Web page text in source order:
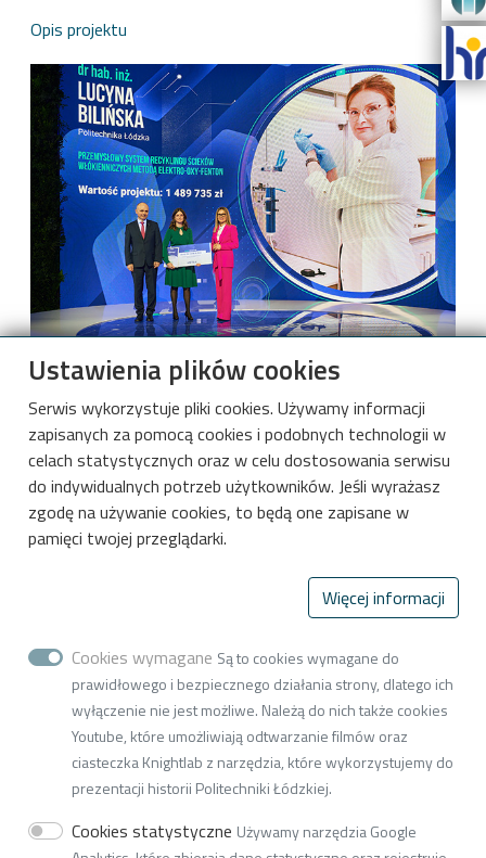
Opis projektu
Politechnika Łódzka
Instytut Chemii Ogólnej i Ekologicznej
(I-31)
90-543 Łódź, ul. Żeromskiego 114
tel. +48 42 631-31-17
Adres do doręczeń elektronicznych
Stopka-Menu
Deklaracja dostępności cyfrowej
Ustawienia plików cookies
Serwis wykorzystuje pliki cookies. Używamy informacji
zapisanych za pomocą cookies i podobnych technologii w
celach statystycznych oraz w celu dostosowania serwisu
do indywidualnych potrzeb użytkowników. Jeśli wyrażasz
zgodę na używanie cookies, to będą one zapisane w
pamięci twojej przeglądarki.
Więcej informacji
Cookies wymagane Są to cookies wymagane do
prawidłowego i bezpiecznego działania strony, dlatego ich
wyłączenie nie jest możliwe. Należą do nich także cookies
Youtube, które umożliwiają odtwarzanie filmów oraz
ciasteczka Knightlab z narzędzia, które wykorzystujemy do
prezentacji historii Politechniki Łódzkiej.
Cookies statystyczne Używamy narzędzia Google